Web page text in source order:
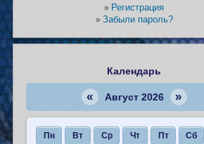
» Регистрация
» Забыли пароль?
Календарь
« Август 2026 »
Пн Вт Ср Чт Пт Сб